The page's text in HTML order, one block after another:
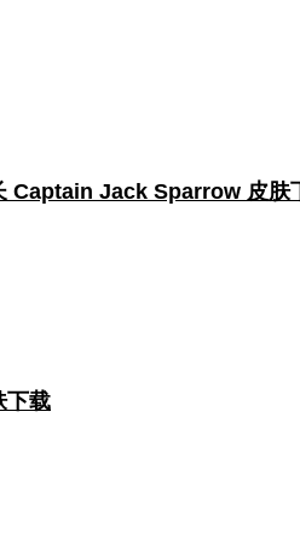
Captain Jack Sparrow 皮肤
下载